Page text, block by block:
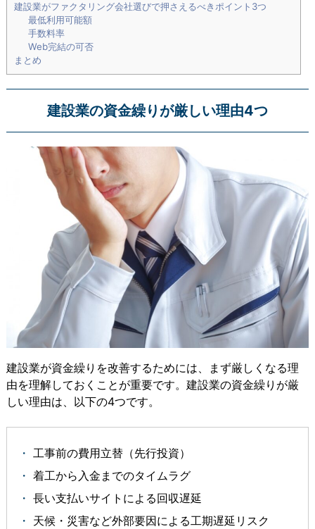
建設業がファクタリング会社選びで押さえるべきポイント3つ
最低利用可能額
手数料率
Web完結の可否
まとめ
建設業の資金繰りが厳しい理由4つ
建設業が資金繰りを改善するためには、まず厳しくなる理
由を理解しておくことが重要です。建設業の資金繰りが厳
しい理由は、以下の4つです。
工事前の費用立替（先行投資）
着工から入金までのタイムラグ
長い支払いサイトによる回収遅延
天候・災害など外部要因による工期遅延リスク